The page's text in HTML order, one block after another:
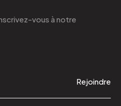
vous à notre
Rejoindre